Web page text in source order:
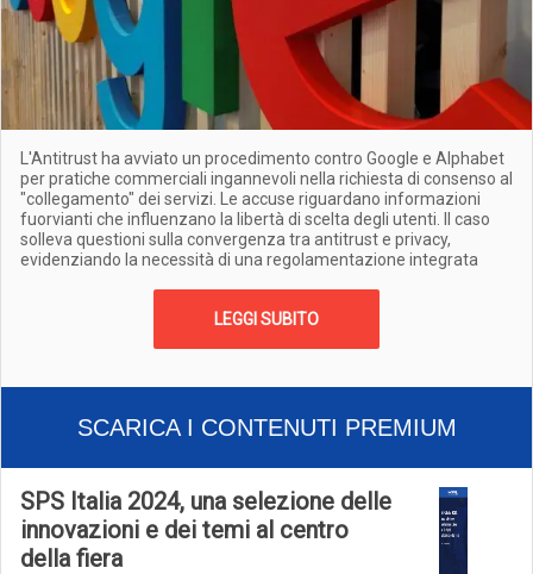
L'Antitrust ha avviato un procedimento contro Google e Alphabet
per pratiche commerciali ingannevoli nella richiesta di consenso al
"collegamento" dei servizi. Le accuse riguardano informazioni
fuorvianti che influenzano la libertà di scelta degli utenti. Il caso
solleva questioni sulla convergenza tra antitrust e privacy,
evidenziando la necessità di una regolamentazione integrata
LEGGI SUBITO
SCARICA I CONTENUTI PREMIUM
SPS Italia 2024, una selezione delle
innovazioni e dei temi al centro
della fiera